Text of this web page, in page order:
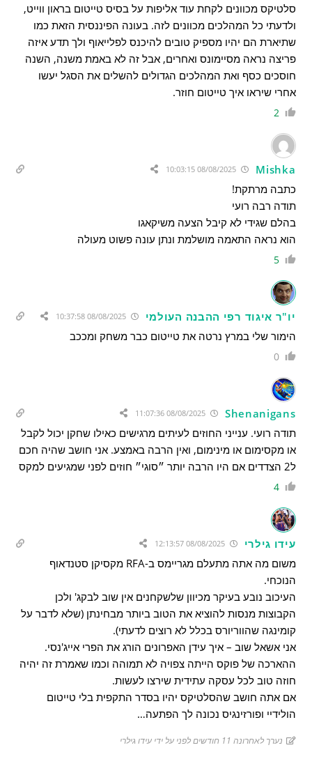
סלטיקס מכוונים לקחת עוד אליפות על בסיס טייטום בראון ווייט,
ולדעתי כל המהלכים מכוונים לזה. בעונה הפיננסית הזאת כמו
שתיארת הם יהיו מספיק טובים להיכנס לפלייאוף ולך תדע איזה
פריצה נראה מסיימונס ואחרים, אבל זה לא באמת משנה, השנה
חוסכים כסף ואת המהלכים הגדולים להשלים את הסגל יעשו
אחרי שיראו איך טייטום חוזר.
2
Mishka
כתבה מרתקת!
תודה רבה רועי
בהלם שגידי לא קיבל הצעה משיקאגו
הוא נראה התאמה מושלמת ונתן עונה פשוט מעולה
5
יו"ר איגוד רפי ההבנה העולמי 08/08/2025 10:37:58
הימור שלי במרץ נרטה את טייטום כבר משחק ומככב
0
Shenanigans
08/08/2025 11:07:36
תודה רועי. ענייני החוזים לעיתים מרגישים כאילו שחקן יכול לקבל
או מקסימום או מינימום, ואין הרבה באמצע. אני חושב שהיה חכם
ל2 הצדדים אם היו הרבה יותר ״סוגי״ חוזים לפני שמגיעים למקס
4
עידו גילרי 08/08/2025 12:13:57
משום מה אתה מתעלם מגריימס ב-RFA מקסיקן סטנדאוף
הנוכחי.
העיכוב נובע בעיקר מכיוון שלשקחנים אין שוב לבקג' ולכן
הקבוצות מנסות להוציא את הטוב ביותר מבחינתן (שלא לדבר על
קומינגה שהווריורס בכלל לא רוצים לדעתי).
אני אשאל שוב – איך עידן האפרונים הורג את הפרי אייג'נסי.
ההארכה של פוקס הייתה צפויה לא תמוהה וכמו שאמרת זה יהיה
חוזה טוב לכל עסקה עתידית שירצו לעשות.
אם אתה חושב שהסלטיקס יהיו בסדר התקפית בלי טייטום
הולידיי ופורזינגיס נכונה לך הפתעה…
נערך לאחרונה 11 חודשים לפני על ידי עידו גילרי